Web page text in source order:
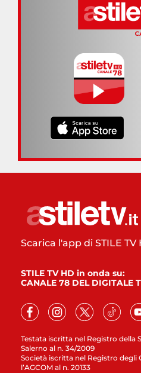
Testata iscritta nel Registro della
Salerno al n. 34/2009
Società iscritta nel Registro degli
l’AGCOM al n. 20133
Scarica l'app di STILE TV
STILE TV HD in onda su:
CANALE 78 DEL DIGITALE